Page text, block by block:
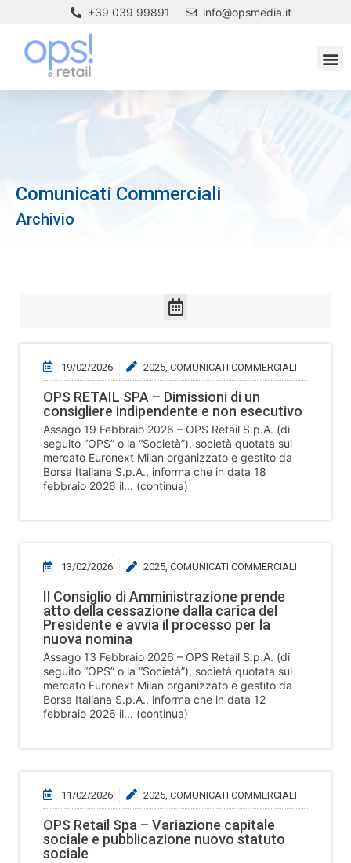
+39 039 99891 info@opsmedia.it
Comunicati Commerciali
Archivio
19/02/2026 2025 COMUNICATI COMMERCIALI
OPS RETAIL SPA – Dimissioni di un
consigliere indipendente e non esecutivo
Assago 19 Febbraio 2026 – OPS Retail S.p.A. (di
seguito “OPS” o la “Società”), società quotata sul
mercato Euronext Milan organizzato e gestito da
Borsa Italiana S.p.A., informa che in data 18
febbraio 2026 il... (continua)
13/02/2026 2025, COMUNICATI COMMERCIALI
Il Consiglio di Amministrazione prende
atto della cessazione dalla carica del
Presidente e avvia il processo per la
nuova nomina
Assago 13 Febbraio 2026 – OPS Retail S.p.A. (di
seguito “OPS” o la “Società”), società quotata sul
mercato Euronext Milan organizzato e gestito da
Borsa Italiana S.p.A., informa che in data 12
febbraio 2026 il... (continua)
11/02/2026 2025 COMUNICATI COMMERCIALI
OPS Retail Spa – Variazione capitale
sociale e pubblicazione nuovo statuto
sociale